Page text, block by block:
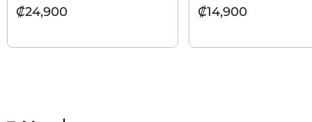
₡24,900 ₡14,900